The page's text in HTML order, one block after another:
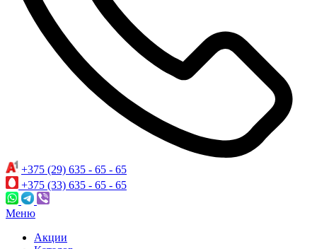
+375 (29) 635 - 65 - 65
+375 (33) 635 - 65 - 65
Меню
Акции